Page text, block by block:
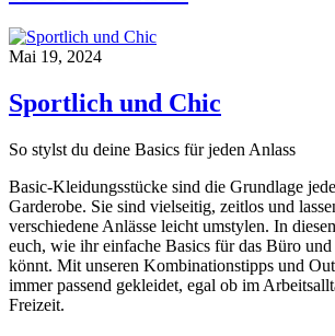
Mai 19, 2024
Sportlich und Chic
So stylst du deine Basics für jeden Anlass
Basic-Kleidungsstücke sind die Grundlage
Garderobe. Sie sind vielseitig, zeitlos und
verschiedene Anlässe leicht umstylen. In
euch, wie ihr einfache Basics für das Büro
könnt. Mit unseren Kombinationstipps und
immer passend gekleidet, egal ob im
Freizeit.